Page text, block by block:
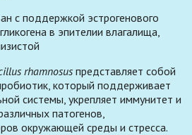
с поддержкой эстрогенового
в эпителии влагалища,
rhamnosus представляет собой
который поддерживает
системы, укрепляет иммунитет и
патогенов,
окружающей среды и стресса.